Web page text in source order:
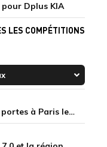
Dplus KIA
LES COMPÉTITIONS
Le premier Genshin Café ouvrira ses portes à Paris le 14 août